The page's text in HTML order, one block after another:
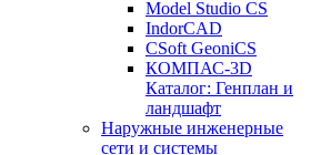
Model Studio CS
IndorCAD
CSoft GeoniCS
КОМПАС-3D
Каталог: Генплан и
ландшафт
Наружные инженерные
сети и системы